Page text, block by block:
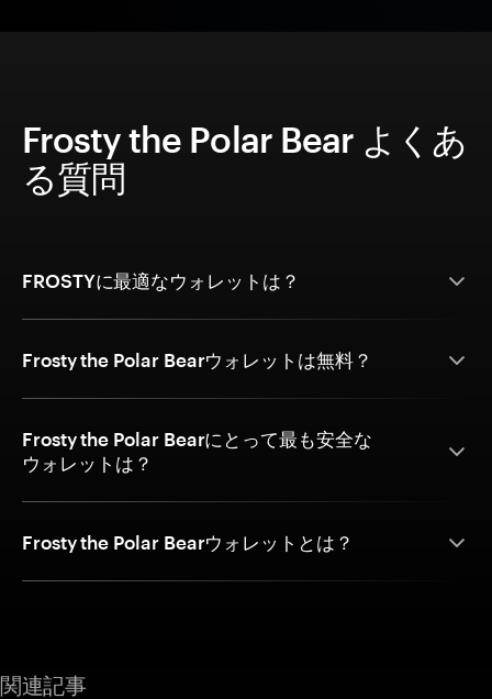
Frosty the Polar Bear よくあ
る質問
FROSTYに最適なウォレットは？
Frosty the Polar Bearウォレットは無料？
Frosty the Polar Bearにとって最も安全な
ウォレットは？
Frosty the Polar Bearウォレットとは？
関連記事